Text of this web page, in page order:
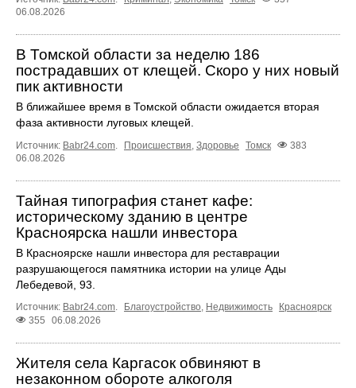
06.08.2026
В Томской области за неделю 186
пострадавших от клещей. Скоро у них новый
пик активности
В ближайшее время в Томской области ожидается вторая
фаза активности луговых клещей.
Источник: Babr24.com. Происшествия, Здоровье Томск
383
06.08.2026
Тайная типография станет кафе:
историческому зданию в центре
Красноярска нашли инвестора
В Красноярске нашли инвестора для реставрации
разрушающегося памятника истории на улице Ады
Лебедевой, 93.
Источник: Babr24.com. Благоустройство, Недвижимость
Красноярск
355
06.08.2026
Жителя села Каргасок обвиняют в
незаконном обороте алкоголя